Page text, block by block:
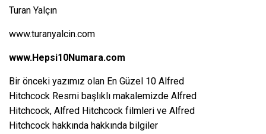
Turan Yalçın
www.turanyalcin.com
www.Hepsi10Numara.com
Bir önceki yazımız olan En Güzel 10 Alfred
Hitchcock Resmi başlıklı makalemizde Alfred
Hitchcock, Alfred Hitchcock filmleri ve Alfred
Hitchcock hakkında hakkında bilgiler